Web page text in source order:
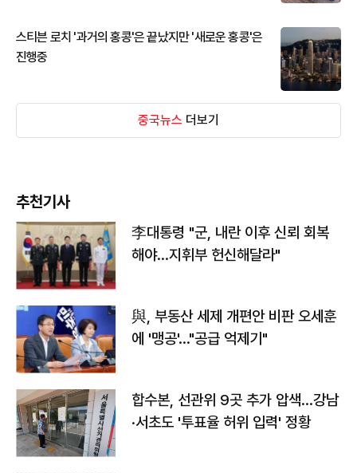
스티븐 로치 '과거의 홍콩'은 끝났지만 '새로운 홍콩'은
진행중
중국뉴스 더보기
추천기사
李대통령 "군, 내란 이후 신뢰 회복
해야…지휘부 헌신해달라"
與, 부동산 세제 개편안 비판 오세훈
에 '맹공'…"공급 억제기"
합수본, 선관위 9곳 추가 압색…강남
·서초도 '투표율 허위 입력' 정황